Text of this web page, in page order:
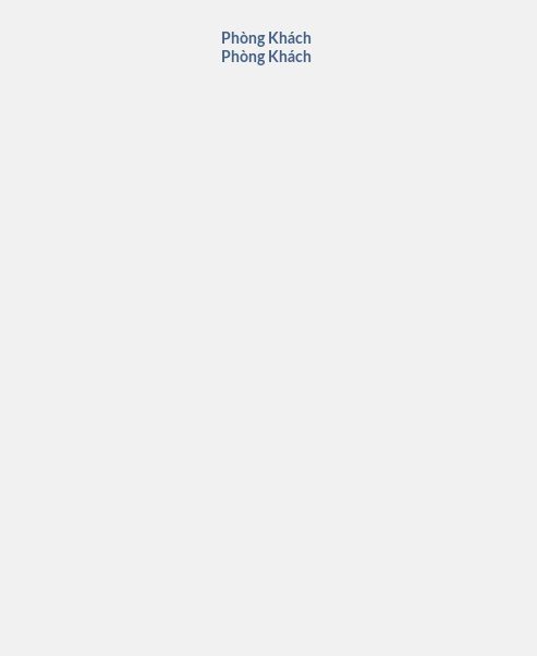
Phòng Khách
Phòng Khách